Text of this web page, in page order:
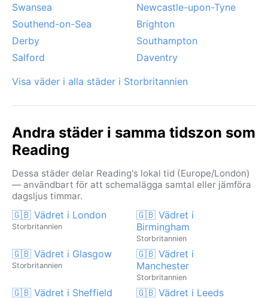
Swansea
Newcastle-upon-Tyne
Southend-on-Sea
Brighton
Derby
Southampton
Salford
Daventry
Visa väder i alla städer i Storbritannien
Andra städer i samma tidszon som
Reading
Dessa städer delar Reading's lokal tid (Europe/London)
— användbart för att schemalägga samtal eller jämföra
dagsljus timmar.
🇬🇧 Vädret i London
Storbritannien
🇬🇧 Vädret i
Birmingham
Storbritannien
🇬🇧 Vädret i Glasgow
Storbritannien
🇬🇧 Vädret i
Manchester
Storbritannien
🇬🇧 Vädret i Sheffield 🇬🇧 Vädret i Leeds